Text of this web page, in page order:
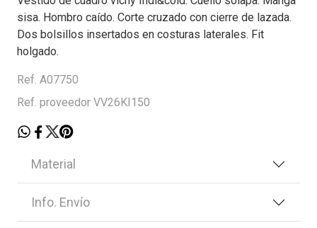
sisa. Hombro caído. Corte cruzado con cierre de lazada.
Dos bolsillos insertados en costuras laterales. Fit
holgado.
Ref. A07750
Ref. proveedor VV26KI150
Material
Info. Envío